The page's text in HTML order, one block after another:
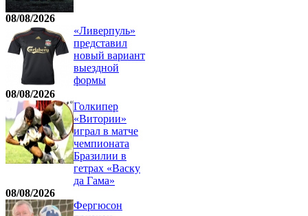
08/08/2026
«Ливерпуль»
представил
новый вариант
выездной
формы
08/08/2026
Голкипер
«Витории»
играл в матче
чемпионата
Бразилии в
гетрах «Васку
да Гама»
08/08/2026
Фергюсон